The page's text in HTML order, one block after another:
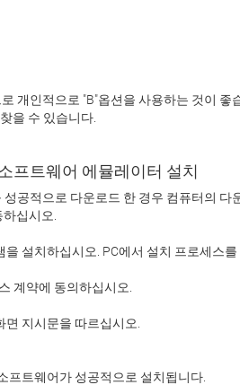
을 수 있습니다.
프트웨어 에뮬레이터 설치
성공적으로 다운로드 한 경우 컴퓨터의 다
프트웨어가 성공적으로 설치됩니다.